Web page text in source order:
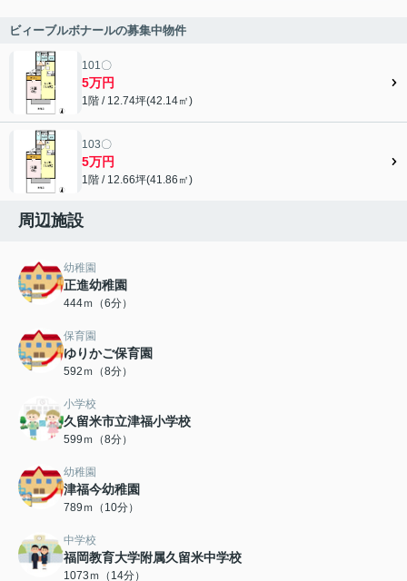
ビィーブルボナールの募集中物件
101〇
5万円
1階 / 12.74坪(42.14㎡)
103〇
5万円
1階 / 12.66坪(41.86㎡)
周辺施設
幼稚園
正進幼稚園
444ｍ（6分）
保育園
ゆりかご保育園
592ｍ（8分）
小学校
久留米市立津福小学校
599ｍ（8分）
幼稚園
津福今幼稚園
789ｍ（10分）
中学校
福岡教育大学附属久留米中学校
1073ｍ（14分）